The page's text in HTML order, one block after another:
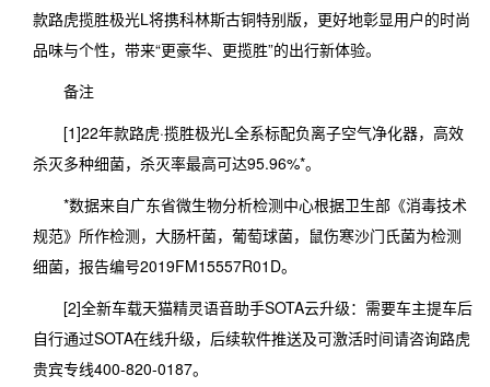
款路虎揽胜极光L将携科林斯古铜特别版，更好地彰显用户的时尚
品味与个性，带来“更豪华、更揽胜”的出行新体验。
备注
[1]22年款路虎·揽胜极光L全系标配负离子空气净化器，高效
杀灭多种细菌，杀灭率最高可达95.96%*。
*数据来自广东省微生物分析检测中心根据卫生部《消毒技术
规范》所作检测，大肠杆菌，葡萄球菌，鼠伤寒沙门氏菌为检测
细菌，报告编号2019FM15557R01D。
[2]全新车载天猫精灵语音助手SOTA云升级：需要车主提车后
自行通过SOTA在线升级，后续软件推送及可激活时间请咨询路虎
贵宾专线400-820-0187。